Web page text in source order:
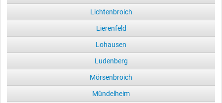
Lichtenbroich
Lierenfeld
Lohausen
Ludenberg
Mörsenbroich
Mündelheim